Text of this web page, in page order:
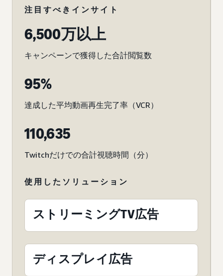
注目すべきインサイト
6,500万以上
キャンペーンで獲得した合計閲覧数
95%
達成した平均動画再生完了率（VCR）
110,635
Twitchだけでの合計視聴時間（分）
使用したソリューション
ストリーミングTV広告
ディスプレイ広告